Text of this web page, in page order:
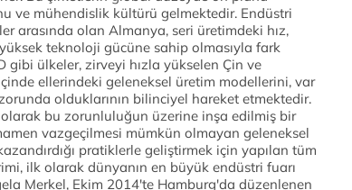
ve mühendislik kültürü gelmektedir. Endüstri
arasında olan Almanya, seri üretimdeki hız,
teknoloji gücüne sahip olmasıyla fark
gibi ülkeler, zirveyi hızla yükselen Çin ve
ellerindeki geleneksel üretim modellerini, var
olduklarının bilinciyel hareket etmektedir.
bu zorunluluğun üzerine inşa edilmiş bir
vazgeçilmesi mümkün olmayan geleneksel
pratiklerle geliştirmek için yapılan tüm
ilk olarak dünyanın en büyük endüstri fuarı
Merkel, Ekim 2014'te Hamburg'da düzenlenen